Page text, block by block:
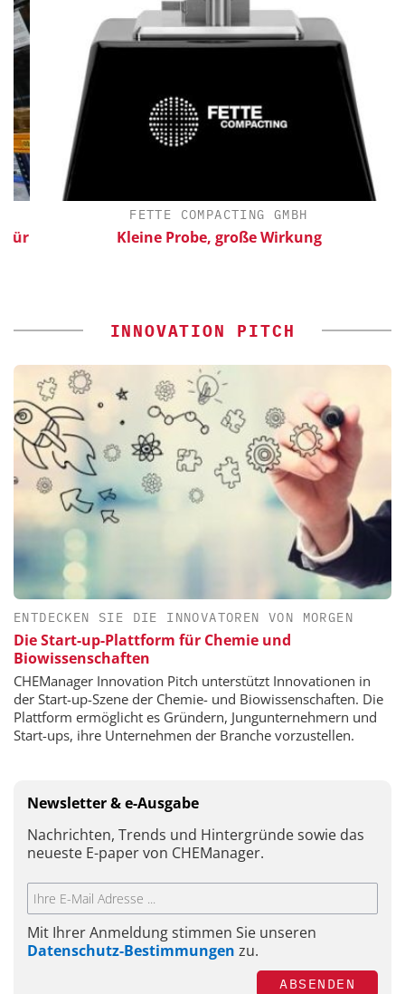
FETTE COMPACTING GMBH
Kleine Probe, große Wirkung
INNOVATION PITCH
ENTDECKEN SIE DIE INNOVATOREN VON MORGEN
Die Start-up-Plattform für Chemie und
Biowissenschaften
CHEManager Innovation Pitch unterstützt Innovationen in
der Start-up-Szene der Chemie- und Biowissenschaften. Die
Plattform ermöglicht es Gründern, Jungunternehmern und
Start-ups, ihre Unternehmen der Branche vorzustellen.
Newsletter & e-Ausgabe
Nachrichten, Trends und Hintergründe sowie das
neueste E-paper von CHEManager.
Mit Ihrer Anmeldung stimmen Sie unseren
Datenschutz-Bestimmungen zu.
ABSENDEN